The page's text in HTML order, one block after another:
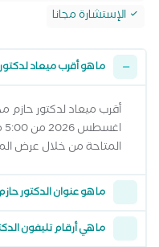
الإستشارة مجانا
ما هو أقرب ميعاد
المتاحة من خلال عرض
ما هو عنوان الدكتور
ما هي أرقام تليفون